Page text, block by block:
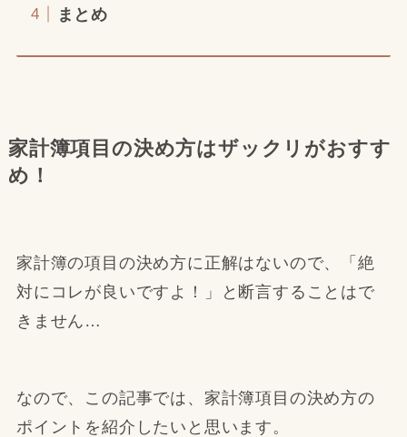
まとめ
家計簿項目の決め方はザックリがおすす
め！
家計簿の項目の決め方に正解はないので、「絶
対にコレが良いですよ！」と断言することはで
きません…
なので、この記事では、家計簿項目の決め方の
ポイントを紹介したいと思います。